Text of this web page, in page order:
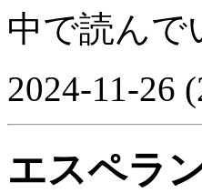
中で読んで
2024-11-26
エスペラ